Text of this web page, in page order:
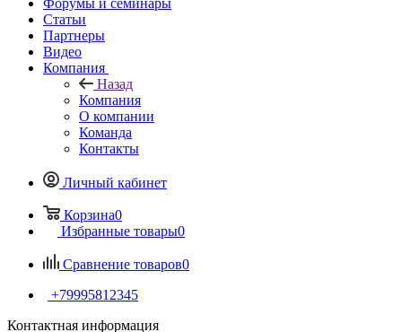
Форумы и семинары
Статьи
Партнеры
Видео
Компания
Назад
Компания
О компании
Команда
Контакты
Личный кабинет
Корзина0
Избранные товары0
Сравнение товаров0
+79995812345
Контактная информация